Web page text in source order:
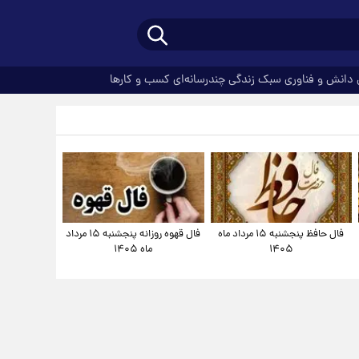
دانش و فناوری سبک زندگیچندرسانه‌ای کسب و کارها
فال حافظ پنجشنبه ۱۵ مرداد ماه
۱۴۰۵
فال قهوه روزانه پنجشنبه ۱۵ مرداد
ماه ۱۴۰۵